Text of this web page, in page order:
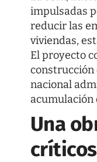
impulsadas
reducir las
viviendas,
El proyecto
construcción
nacional
acumulación
Una